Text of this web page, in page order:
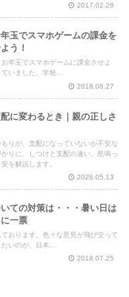
2017.02.28
年玉でスマホゲームの課金を
う！
年玉でスマホゲームに課金させよ
いました。学校...
2018.06.27
に変わるとき｜親の正しさ
りが、支配になっていないか不安な
りに、しつけと支配の違い、怒鳴っ
を解説します。
2026.05.13
ての対策は・・・暑い日は
一票
おります。色々な意見が飛び交って
いのが、日本...
2018.07.25